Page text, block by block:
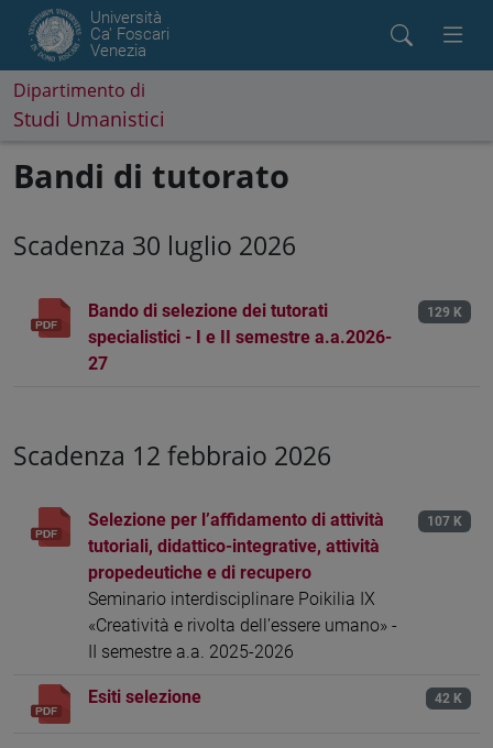
Università
Ca' Foscari
Venezia
Dipartimento di
Studi Umanistici
Bandi di tutorato
Scadenza 30 luglio 2026
Bando di selezione dei tutorati
specialistici - I e II semestre a.a.2026-
27
129 K
Scadenza 12 febbraio 2026
Selezione per l’affidamento di attività
tutoriali, didattico-integrative, attività
propedeutiche e di recupero
Seminario interdisciplinare Poikilia IX
«Creatività e rivolta dell’essere umano» -
II semestre a.a. 2025-2026
107 K
Esiti selezione 42 K